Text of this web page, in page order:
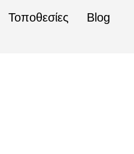
Τοποθεσίες Blog